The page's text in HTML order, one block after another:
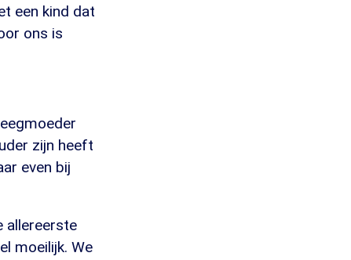
een kind dat
ons is
zijn heeft
even bij
allereerste
moeilijk. We